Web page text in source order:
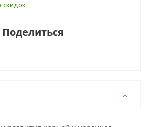
скидок
Поделиться